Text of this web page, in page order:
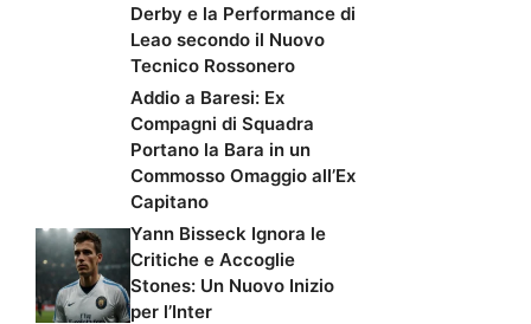
Derby e la Performance di
Leao secondo il Nuovo
Tecnico Rossonero
Addio a Baresi: Ex
Compagni di Squadra
Portano la Bara in un
Commosso Omaggio all’Ex
Capitano
Yann Bisseck Ignora le
Critiche e Accoglie
Stones: Un Nuovo Inizio
per l’Inter